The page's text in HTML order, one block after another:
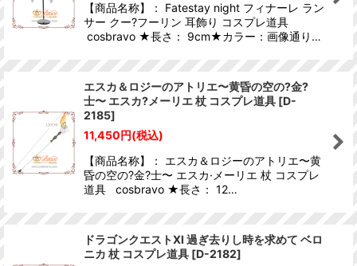
【商品名称】： Fatestay night フィナーレ ラン
サー クー?フーリン 耳飾り コスプレ道具
cosbravo ★長さ： 9cm★カラー：画像通り…
エスカ＆ロジーのアトリエ〜黄昏の空の?金?
士〜 エスカ?メーリエ 杖 コスプレ道具 [D-
2185]
11,450円(税込)
【商品名称】： エスカ＆ロジーのアトリエ〜黄
昏の空の?金?士〜 エスカ·メーリエ 杖 コスプレ
道具 cosbravo ★長さ： 12…
ドラゴンクエストXI 過ぎ去りし時を求めて ベロ
ニカ 杖 コスプレ道具 [D-2182]